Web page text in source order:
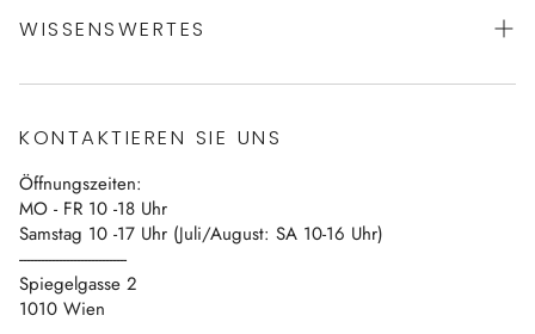
Datenschutz
Impressum
Vertrag widerrufen
WISSENSWERTES
Blog
Kontakt
KONTAKTIEREN SIE UNS
Öffnungszeiten:
MO - FR 10 -18 Uhr
Samstag 10 -17 Uhr (Juli/August: SA 10-16 Uhr)
------------------------------
Spiegelgasse 2
1010 Wien